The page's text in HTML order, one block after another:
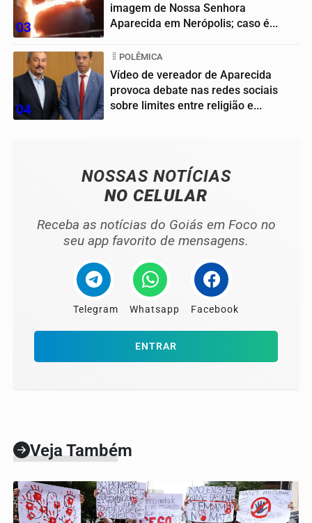
03
imagem de Nossa Senhora
Aparecida em Nerópolis; caso é...
04
POLÊMICA
Vídeo de vereador de Aparecida
provoca debate nas redes sociais
sobre limites entre religião e...
NOSSAS NOTÍCIAS
NO CELULAR
Receba as notícias do Goiás em Foco no
seu app favorito de mensagens.
Telegram Whatsapp Facebook
ENTRAR
Veja Também